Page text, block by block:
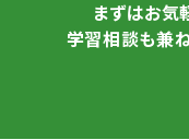
まずはお気
学習相談も兼